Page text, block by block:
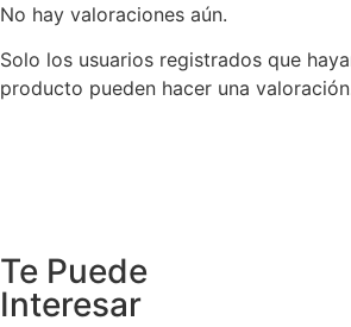
No hay valoraciones aún.
Solo los usuarios registrados que
producto pueden hacer una
Te Puede
Interesar